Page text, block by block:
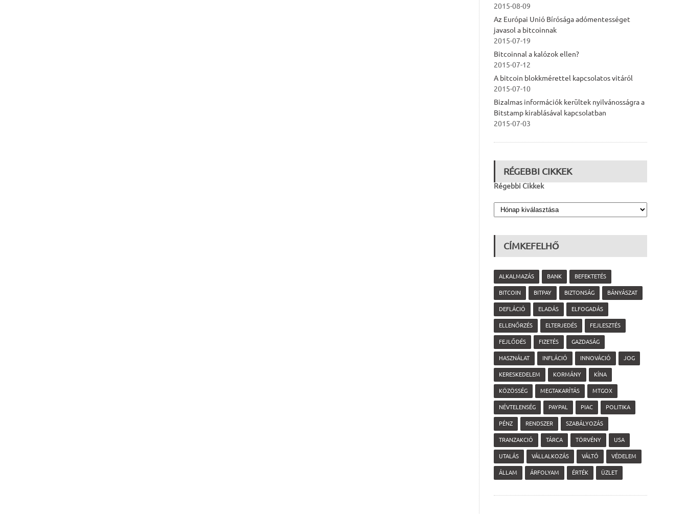
2015-08-09
Az Európai Unió Bírósága adómentességet
javasol a bitcoinnak
2015-07-19
Bitcoinnal a kalózok ellen?
2015-07-12
A bitcoin blokkmérettel kapcsolatos vitáról
2015-07-10
Bizalmas információk kerültek nyilvánosságra a
Bitstamp kirablásával kapcsolatban
2015-07-03
RÉGEBBI CIKKEK
Régebbi Cikkek
CÍMKEFELHŐ
ALKALMAZÁS BANK BEFEKTETÉS
BITCOIN BITPAY BIZTONSÁG BÁNYÁSZAT
DEFLÁCIÓ ELADÁS ELFOGADÁS
ELLENŐRZÉS ELTERJEDÉS FEJLESZTÉS
FEJLŐDÉS FIZETÉS GAZDASÁG
HASZNÁLAT INFLÁCIÓ INNOVÁCIÓ JOG
KERESKEDELEM KORMÁNY KÍNA
KÖZÖSSÉG MEGTAKARÍTÁS MTGOX
NÉVTELENSÉG PAYPAL PIAC POLITIKA
PÉNZ RENDSZER SZABÁLYOZÁS
TRANZAKCIÓ TÁRCA TÖRVÉNY USA
UTALÁS VÁLLALKOZÁS VÁLTÓ VÉDELEM
ÁLLAM ÁRFOLYAM ÉRTÉK ÜZLET